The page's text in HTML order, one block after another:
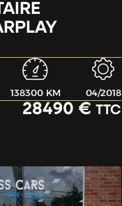
138300 KM 04/2018
28490 € TTC